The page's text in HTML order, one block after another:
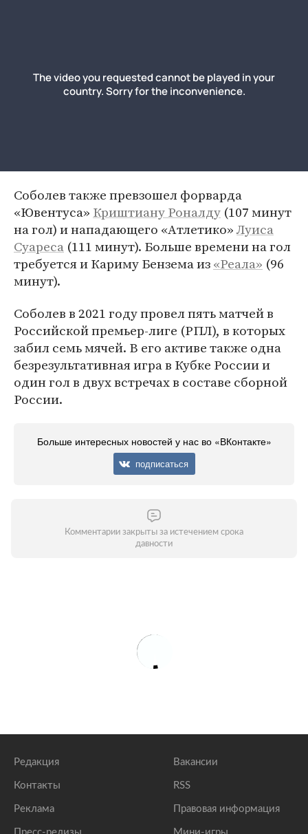
Соболев также превзошел форварда
«Ювентуса» Криштиану Роналду (107 минут
на гол) и нападающего «Атлетико»Луиса
Суареса (111 минут). Больше времени на гол
требуется и Кариму Бензема из«Реала» (96
минут).
Соболев в 2021 году провел пять матчей в
Российской премьер-лиге (РПЛ), в которых
забил семь мячей. В его активе также одна
безрезультативная игра в Кубке России и
один гол в двух встречах в составе сборной
России.
Больше интересных новостей у нас во «ВКонтакте»
подписаться
Комментарии закрыты за истечением срока
давности
Редакция
Контакты
Реклама
Вакансии
RSS
Правовая информация